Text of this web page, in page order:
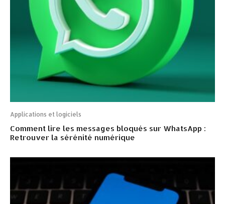
Applications et logiciels
Comment lire les messages bloqués sur WhatsApp :
Retrouver la sérénité numérique